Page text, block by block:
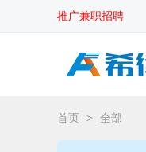
推广兼职招聘
首页 > 全部